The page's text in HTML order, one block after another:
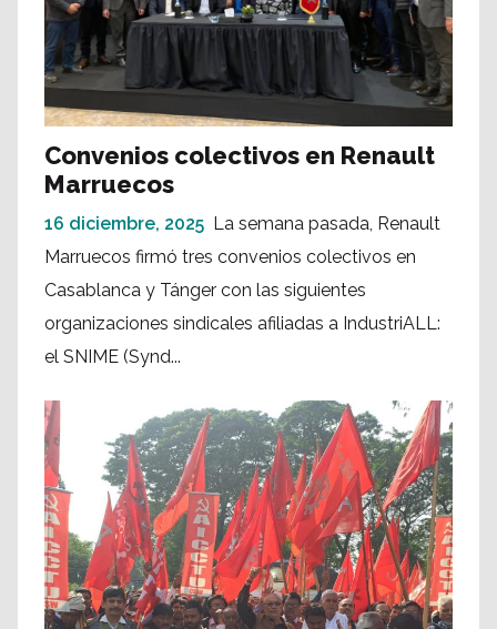
Convenios colectivos en Renault
Marruecos
16 diciembre, 2025 La semana pasada, Renault
Marruecos firmó tres convenios colectivos en
Casablanca y Tánger con las siguientes
organizaciones sindicales afiliadas a IndustriALL:
el SNIME (Synd...